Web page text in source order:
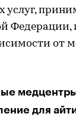
услуг,
от
для